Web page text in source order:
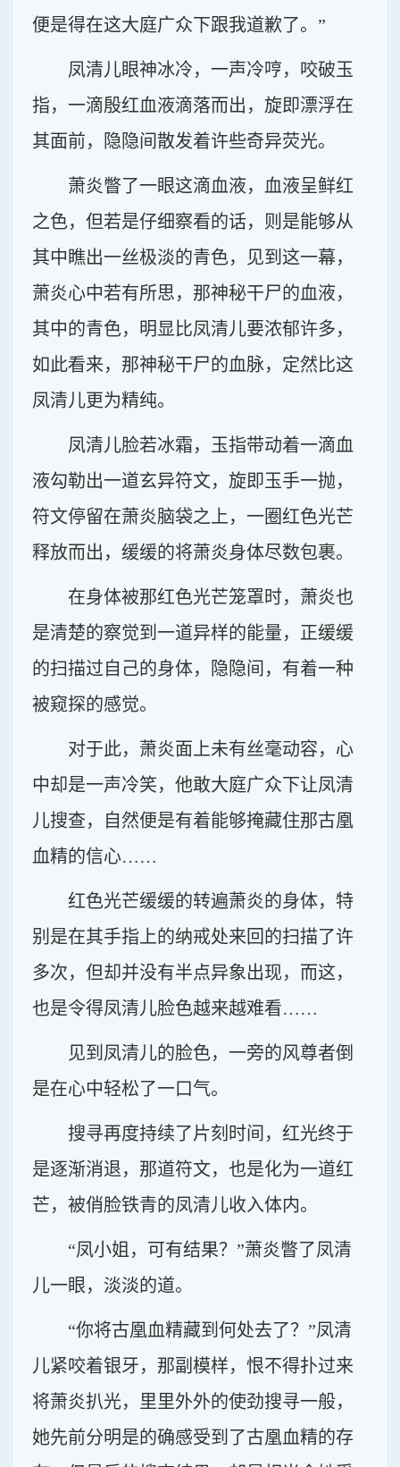
便是得在这大庭广众下跟我道歉了。”
凤清儿眼神冰冷，一声冷哼，咬破玉
指，一滴殷红血液滴落而出，旋即漂浮在
其面前，隐隐间散发着许些奇异荧光。
萧炎瞥了一眼这滴血液，血液呈鲜红
之色，但若是仔细察看的话，则是能够从
其中瞧出一丝极淡的青色，见到这一幕，
萧炎心中若有所思，那神秘干尸的血液，
其中的青色，明显比凤清儿要浓郁许多，
如此看来，那神秘干尸的血脉，定然比这
凤清儿更为精纯。
凤清儿脸若冰霜，玉指带动着一滴血
液勾勒出一道玄异符文，旋即玉手一抛，
符文停留在萧炎脑袋之上，一圈红色光芒
释放而出，缓缓的将萧炎身体尽数包裹。
在身体被那红色光芒笼罩时，萧炎也
是清楚的察觉到一道异样的能量，正缓缓
的扫描过自己的身体，隐隐间，有着一种
被窥探的感觉。
对于此，萧炎面上未有丝毫动容，心
中却是一声冷笑，他敢大庭广众下让凤清
儿搜查，自然便是有着能够掩藏住那古凰
血精的信心……
红色光芒缓缓的转遍萧炎的身体，特
别是在其手指上的纳戒处来回的扫描了许
多次，但却并没有半点异象出现，而这，
也是令得凤清儿脸色越来越难看……
见到凤清儿的脸色，一旁的风尊者倒
是在心中轻松了一口气。
搜寻再度持续了片刻时间，红光终于
是逐渐消退，那道符文，也是化为一道红
芒，被俏脸铁青的凤清儿收入体内。
“凤小姐，可有结果？”萧炎瞥了凤清
儿一眼，淡淡的道。
“你将古凰血精藏到何处去了？”凤清
儿紧咬着银牙，那副模样，恨不得扑过来
将萧炎扒光，里里外外的使劲搜寻一般，
她先前分明是的确感受到了古凰血精的存